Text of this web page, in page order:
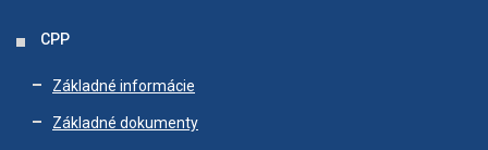
CPP
Základné informácie
Základné dokumenty